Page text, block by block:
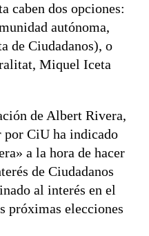
caben dos opciones:
autónoma,
de Ciudadanos), o
Miquel Iceta
de Albert Rivera,
CiU ha indicado
a la hora de hacer
de Ciudadanos
al interés en el
próximas elecciones